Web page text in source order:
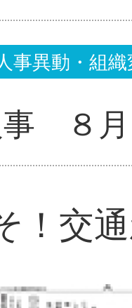
事異動・組
事 ８
！交